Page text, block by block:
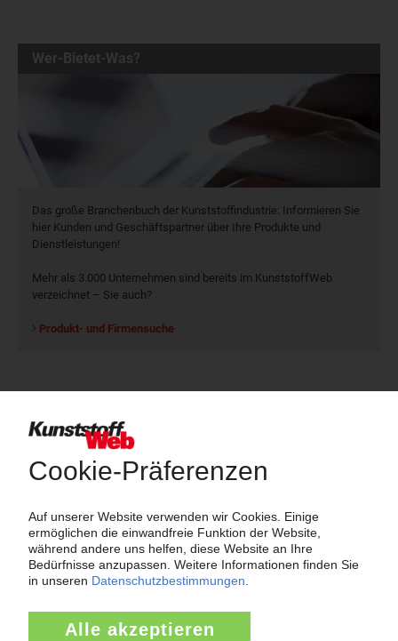
Wer-Bietet-Was?
Das große Branchenbuch der Kunststoffindustrie: Informieren Sie
hier Kunden und Geschäftspartner über Ihre Produkte und
Dienstleistungen!
Mehr als 3.000 Unternehmen sind bereits im KunststoffWeb
verzeichnet – Sie auch?
Produkt- und Firmensuche
Über das KunststoffWeb
Als einer der Internet-Pioniere der Kunststoffindustrie
versorgt das KunststoffWeb bereits seit 1996 die Fach-
und Führungskräfte der Branche mit täglichen
Nachrichten rund um das Thema "Kunststoffe". Im Fokus